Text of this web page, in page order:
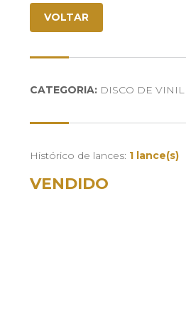
VOLTAR
CATEGORIA: DISCO DE VINIL
Histórico de lances: 1 lance(s)
VENDIDO